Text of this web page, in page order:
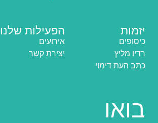
יזמות
כיסופים
רדיו מליץ
כתב העת דימוי
הפעילות שלנו
אירועים
יצירת קשר
בואו